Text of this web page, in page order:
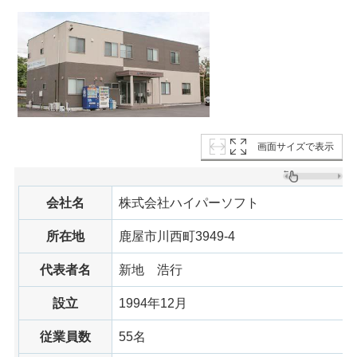
画面サイズで表示
会社名 株式会社ハイパーソフト
所在地 鹿屋市川西町3949-4
代表者名 新地 浩行
設立 1994年12月
従業員数 55名